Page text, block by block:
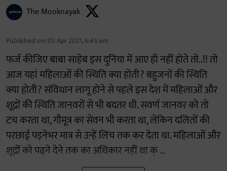
The Mooknayak
Published on: 05 Apr 2021, 6:45 am
फर्ज कीजिए बाबा साहेब इस दुनिया में आए ही नहीं होते तो..!! तो
आज यहां महिलाओं की स्थिति क्या होती? बहुजनों की स्थिति
क्या होती? संविधान लागू होने से पहले इस देश में महिलाओं और
शूद्रों की स्थिति जानवरों से भी बदतर थी. सवर्ण जानवर को तो
टच करता था, गौमूत्र का सेवन भी करता था, लेकिन दलितों की
परछाई पड़नेभर मात्र से उन्हें लिंच तक कर देता था. महिलाओं और
शूद्रों को पढ़ने देने तक का अधिकार नहीं था क् ...